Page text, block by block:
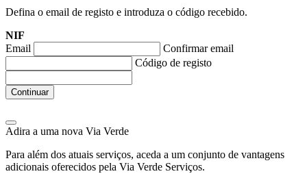
Defina o email de registo e introduza o código recebido.
NIF
Email
Confirmar email
Código de registo
Continuar
Adira a uma nova Via Verde
Para além dos atuais serviços, aceda a um conjunto de vantagens
adicionais oferecidos pela Via Verde Serviços.